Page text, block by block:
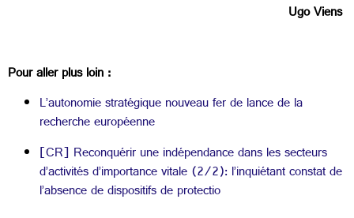
Ugo Viens
Pour aller plus loin :
L’autonomie stratégique nouveau fer de lance de la
recherche européenne
[CR] Reconquérir une indépendance dans les secteurs
d’activités d’importance vitale (2/2): l’inquiétant constat de
l’absence de dispositifs de protectio